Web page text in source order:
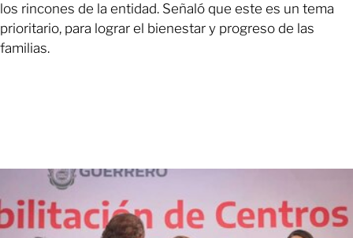
los rincones de la entidad. Señaló que este es un tema
prioritario, para lograr el bienestar y progreso de las
familias.